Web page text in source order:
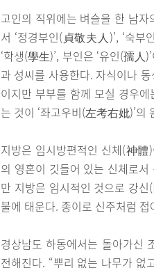
고인의 직위에는 벼슬을 한 남
서 ‘정경부인(貞敬夫人)’, ‘숙
‘학생(學生)’, 부인은 ‘유인(孺
과 성씨를 사용한다. 자식이나
이지만 부부를 함께 모실 경우
는 것이 ‘좌고우비(左考右妣)’의
지방은 임시방편적인 신체(神
의 영혼이 깃들어 있는 신체로
만 지방은 임시적인 것으로 강
불에 태운다. 종이로 신주처럼
경상남도 하동에서는 돌아가신
전해진다. “뿌리 없는 나무가 없